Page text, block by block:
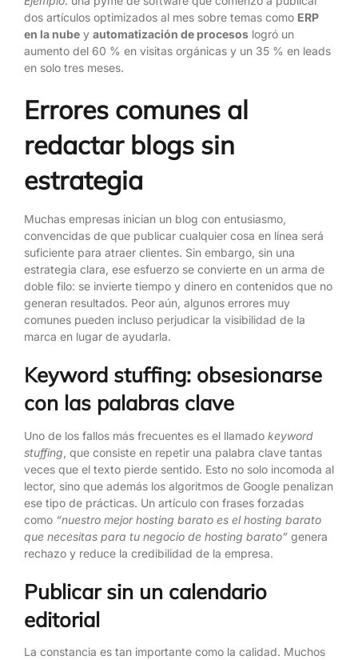
dos artículos optimizados al mes sobre temas como ERP
en la nube y automatización de procesos logró un
aumento del 60 % en visitas orgánicas y un 35 % en leads
en solo tres meses.
Errores comunes al
redactar blogs sin
estrategia
Muchas empresas inician un blog con entusiasmo,
convencidas de que publicar cualquier cosa en línea será
suficiente para atraer clientes. Sin embargo, sin una
estrategia clara, ese esfuerzo se convierte en un arma de
doble filo: se invierte tiempo y dinero en contenidos que no
generan resultados. Peor aún, algunos errores muy
comunes pueden incluso perjudicar la visibilidad de la
marca en lugar de ayudarla.
Keyword stuffing: obsesionarse
con las palabras clave
Uno de los fallos más frecuentes es el llamado keyword
stuffing , que consiste en repetir una palabra clave tantas
veces que el texto pierde sentido. Esto no solo incomoda al
lector, sino que además los algoritmos de Google penalizan
ese tipo de prácticas. Un artículo con frases forzadas
como “nuestro mejor hosting barato es el hosting barato
que necesitas para tu negocio de hosting barato” genera
rechazo y reduce la credibilidad de la empresa.
Publicar sin un calendario
editorial
La constancia es tan importante como la calidad. Muchos